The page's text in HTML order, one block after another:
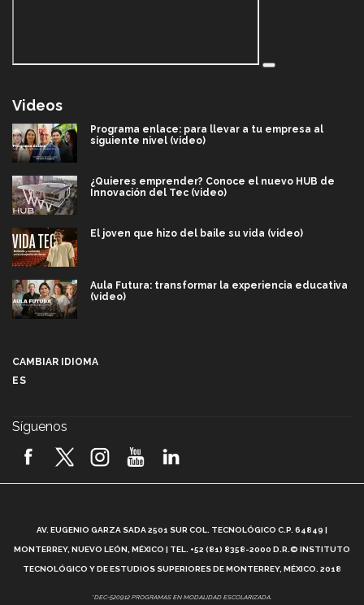
Videos
Programa enlace: para llevar a tu empresa al
siguiente nivel (video)
¿Quieres emprender? Conoce el nuevo HUB de
Innovación del Tec (video)
El joven que hizo del baile su vida (video)
Aula Futura: transformar la experiencia educativa
(video)
2026! (video)
¿Cómo es el Modelo Educativo Tec? (video)
Vida Tec: Feminismo e Inteligencia Artificial, Paola
CAMBIAR IDIOMA
ES
Síguenos
AV. EUGENIO GARZA SADA 2501 SUR COL. TECNOLÓGICO C.P. 64849 |
MONTERREY, NUEVO LEÓN, MÉXICO | TEL. +52 (81) 8358-2000 D.R.© INSTITUTO
TECNOLÓGICO Y DE ESTUDIOS SUPERIORES DE MONTERREY, MÉXICO. 2018
*DEC-520912 PROGRAMAS EN MODALIDAD ESCOLARIZADA.